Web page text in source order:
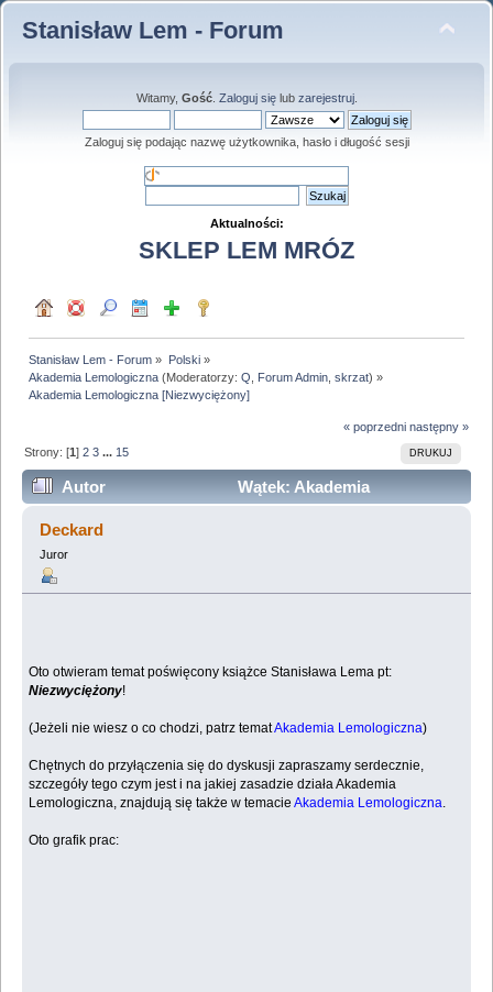
Stanisław Lem - Forum
Witamy, Gość. Zaloguj sięlub zarejestruj.
Zaloguj się podając nazwę użytkownika, hasło i długość sesji
Aktualności:
SKLEP LEM MRÓZ
Stanisław Lem - Forum » Polski»
Akademia Lemologiczna (Moderatorzy:Q Forum Admin ,skrzat) »
Akademia Lemologiczna [Niezwyciężony]
« poprzedni następny »
DRUKUJ
Strony: [1]2 3 ... 15
Autor
Wątek: Akademia
Lemologiczna [Niezwyciężony] (Przeczytany 444447
razy)
Deckard
Juror
Oto otwieram temat poświęcony książce Stanisława Lema pt:
Niezwyciężony!
(Jeżeli nie wiesz o co chodzi, patrz tematAkademia Lemologiczna)
Chętnych do przyłączenia się do dyskusji zapraszamy serdecznie,
szczegóły tego czym jest i na jakiej zasadzie działa Akademia
Lemologiczna, znajdują się także w temacieAkademia Lemologiczna.
Oto grafik prac: